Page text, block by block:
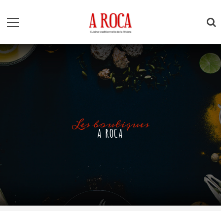
Les boutiques
A ROCA